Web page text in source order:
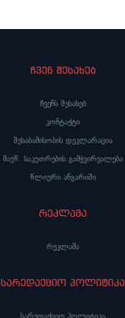
ჩვენ შესახებ
ჩვენს შესახებ
კონტაქტი
შესაბამისობის დეკლარაცია
მაუწ. საკუთრების გამჭვირვალება
წლიური ანგარიში
რეკლამა
რეკლამა
სარედაქციო პოლიტიკა
სარედაქციო პოლიტიკა